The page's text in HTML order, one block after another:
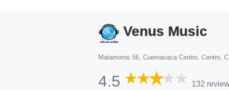
Venus Music
Matamoros 56, Cuernavaca Centro, Centro,
4.5 132